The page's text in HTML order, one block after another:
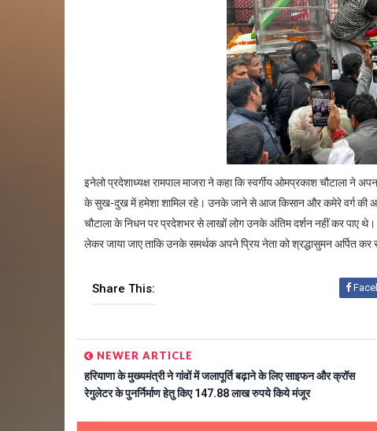
इनेलो प्रदेशाध्यक्ष रामपाल माजरा ने कहा कि स्वर्गीय ओमप्रकाश चौटाला ने
के सुख-दुख में हमेशा शामिल रहे। उनके जाने से आज किसान और कमेरे वर्ग की
चौटाला के निधन पर प्रदेशभर से लाखों लोग उनके अंतिम दर्शन नहीं कर पाए
लेकर जाया जाए ताकि उनके समर्थक अपने प्रिय नेता को श्रद्धासुमन
Share This:
NEWER ARTICLE
हरियाणा के मुख्यमंत्री ने गांवों में जलापूर्ति बढ़ाने के लिए साइफन और क्रॉस
रेगुलेटर के पुनर्निर्माण हेतु किए 147.88 लाख रुपये किये मंजूर